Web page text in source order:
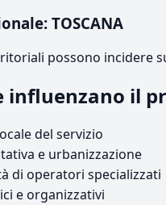
TOSCANA
possono incidere
influenzano il
del servizio
e urbanizzazione
di operatori specializzati
e organizzativi